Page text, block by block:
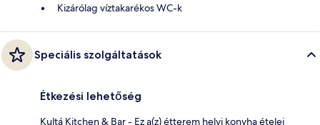
Kizárólag víztakarékos WC-k
Speciális szolgáltatások
Étkezési lehetőség
Kultá Kitchen & Bar - Ez a(z) étterem helyi konyha ételei